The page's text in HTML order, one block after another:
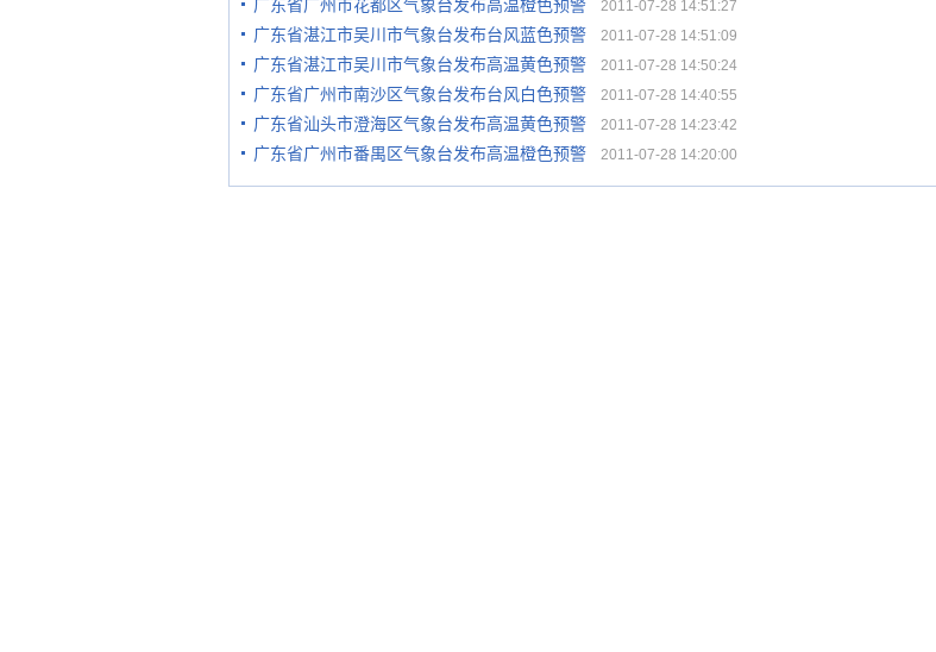
广东省广州市花都区气象台发布高温橙色预警 2011-07-28 14:51:27
广东省湛江市吴川市气象台发布台风蓝色预警 2011-07-28 14:51:09
广东省湛江市吴川市气象台发布高温黄色预警 2011-07-28 14:50:24
广东省广州市南沙区气象台发布台风白色预警 2011-07-28 14:40:55
广东省汕头市澄海区气象台发布高温黄色预警 2011-07-28 14:23:42
广东省广州市番禺区气象台发布高温橙色预警 2011-07-28 14:20:00